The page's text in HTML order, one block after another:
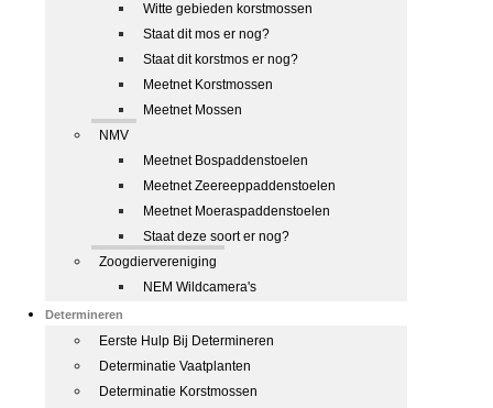
Witte gebieden korstmossen
Staat dit mos er nog?
Staat dit korstmos er nog?
Meetnet Korstmossen
Meetnet Mossen
NMV
Meetnet Bospaddenstoelen
Meetnet Zeereeppaddenstoelen
Meetnet Moeraspaddenstoelen
Staat deze soort er nog?
Zoogdiervereniging
NEM Wildcamera's
Determineren
Eerste Hulp Bij Determineren
Determinatie Vaatplanten
Determinatie Korstmossen